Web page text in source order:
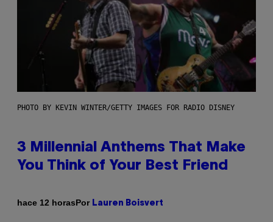
PHOTO BY KEVIN WINTER/GETTY IMAGES FOR RADIO DISNEY
3 Millennial Anthems That Make
You Think of Your Best Friend
hace 12 horasPor Lauren Boisvert